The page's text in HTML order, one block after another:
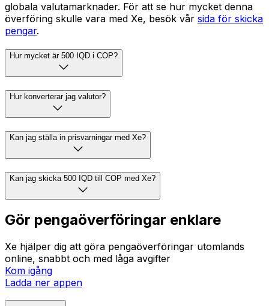
globala valutamarknader. För att se hur mycket denna
överföring skulle vara med Xe, besök vår sida för skicka
pengar.
Hur mycket är 500 IQD i COP?
Hur konverterar jag valutor?
Kan jag ställa in prisvarningar med Xe?
Kan jag skicka 500 IQD till COP med Xe?
Gör pengaöverföringar enklare
Xe hjälper dig att göra pengaöverföringar utomlands
online, snabbt och med låga avgifter
Kom igång
Ladda ner appen